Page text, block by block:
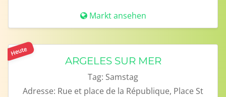
Markt ansehen
Heute
ARGELES SUR MER
Tag: Samstag
Adresse: Rue et place de la République, Place St